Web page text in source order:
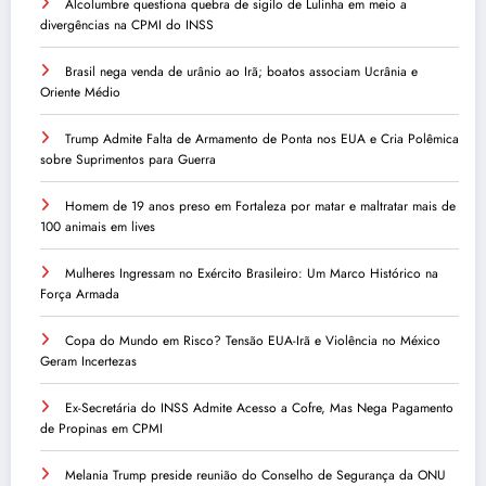
Alcolumbre questiona quebra de sigilo de Lulinha em meio a
divergências na CPMI do INSS
Brasil nega venda de urânio ao Irã; boatos associam Ucrânia e
Oriente Médio
Trump Admite Falta de Armamento de Ponta nos EUA e Cria Polêmica
sobre Suprimentos para Guerra
Homem de 19 anos preso em Fortaleza por matar e maltratar mais de
100 animais em lives
Mulheres Ingressam no Exército Brasileiro: Um Marco Histórico na
Força Armada
Copa do Mundo em Risco? Tensão EUA-Irã e Violência no México
Geram Incertezas
Ex-Secretária do INSS Admite Acesso a Cofre, Mas Nega Pagamento
de Propinas em CPMI
Melania Trump preside reunião do Conselho de Segurança da ONU